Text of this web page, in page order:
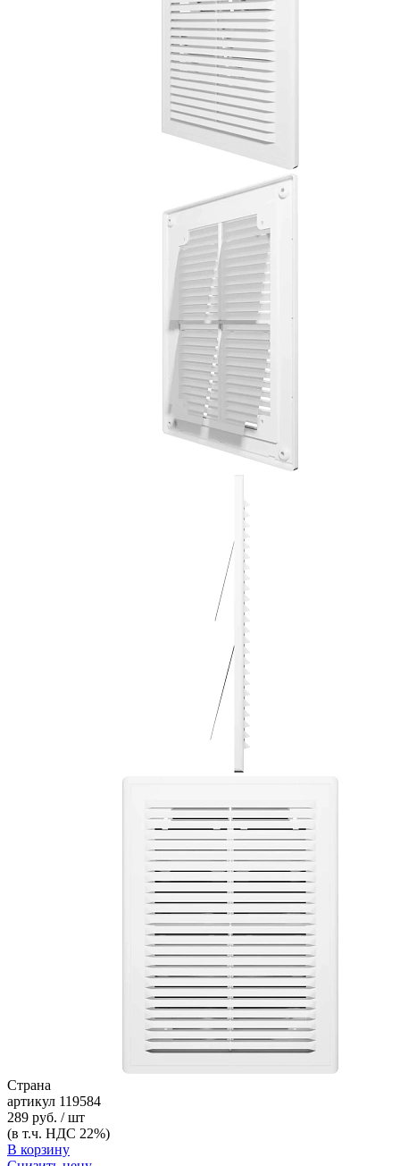
Страна
артикул 119584
289 руб. / шт
(в т.ч. НДС 22%)
В корзину